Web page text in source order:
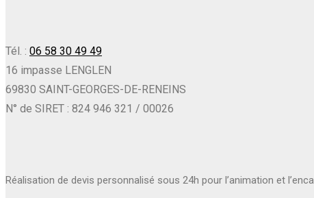
Tél. : 06 58 30 49 49
16 impasse LENGLEN
69830 SAINT-GEORGES-DE-RENEINS
N° de SIRET : 824 946 321 / 00026
Réalisation de devis personnalisé sous 24h pour l’animation et